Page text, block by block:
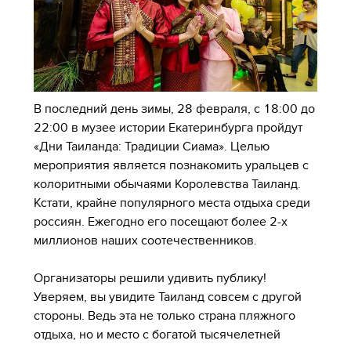
В последний день зимы, 28 февраля, с 18:00 до
22:00 в музее истории Екатеринбурга пройдут
«Дни Таиланда: Традиции Сиама». Целью
мероприятия является познакомить уральцев с
колоритными обычаями Королевства Таиланд.
Кстати, крайне популярного места отдыха среди
россиян. Ежегодно его посещают более 2-х
миллионов наших соотечественников.
Организаторы решили удивить публику!
Уверяем, вы увидите Таиланд совсем с другой
стороны. Ведь эта не только страна пляжного
отдыха, но и место с богатой тысячелетней